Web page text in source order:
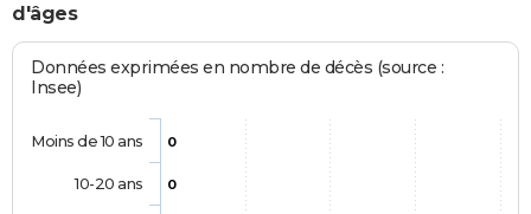
d'âges
Données exprimées en nombre de décès (source :
Insee)
0
0
Moins de 10 ans
10-20 ans